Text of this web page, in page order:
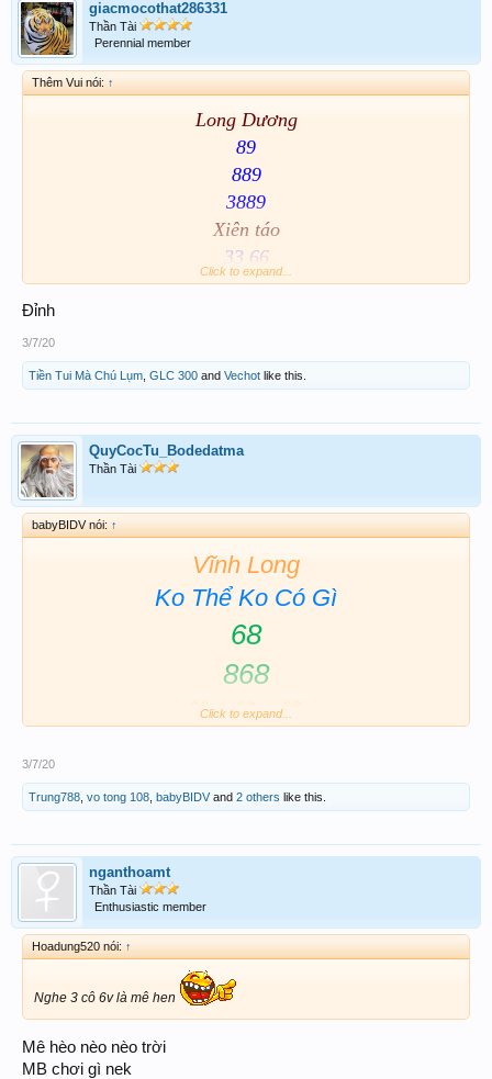
giacmocothat286331
Thần Tài
Perennial member
Thêm Vui nói: ↑
Long Dương
89
889
3889
Xiên táo
33 66
Chúc eca may mắn
Click to expand...
Đỉnh
3/7/20
Tiền Tui Mà Chú Lụm GLC 300 and Vechot like this.
QuyCocTu_Bodedatma
Thần Tài
babyBIDV nói: ↑
Vĩnh Long
Ko Thể Ko Có Gì
68
868
Chúc ae XỔ SỐ THẦN TÀI big
Click to expand...
3/7/20
Trung788 vo tong 108 babyBIDV and 2 others like this.
nganthoamt
Thần Tài
Enthusiastic member
Hoadung520 nói: ↑
Nghe 3 cô 6v là mê hen
Mê hèo nèo nèo trời
MB chơi gì nek